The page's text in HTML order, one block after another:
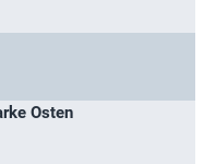
Osten